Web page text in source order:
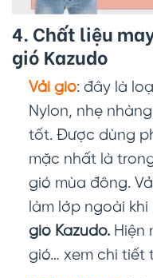
4. Chất liệu
gió Kazudo
Vải gió: đây là
Nylon, nhẹ
tốt. Được dùng
mặc nhất là
gió mùa đông.
làm lớp ngoài khi
gió Kazudo. Hiện
gió… xem chi tiết